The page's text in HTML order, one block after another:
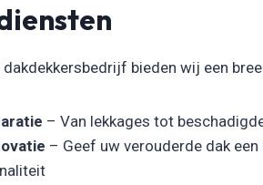
bieden wij een
– Van lekkages tot
– Geef uw verouderde dak